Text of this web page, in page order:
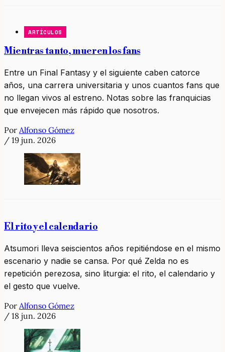
ARTÍCULOS
Mientras tanto, mueren los fans
Entre un Final Fantasy y el siguiente caben catorce
años, una carrera universitaria y unos cuantos fans que
no llegan vivos al estreno. Notas sobre las franquicias
que envejecen más rápido que nosotros.
Por Alfonso Gómez
/ 19 jun. 2026
El rito y el calendario
Atsumori lleva seiscientos años repitiéndose en el mismo
escenario y nadie se cansa. Por qué Zelda no es
repetición perezosa, sino liturgia: el rito, el calendario y
el gesto que vuelve.
Por Alfonso Gómez
/ 18 jun. 2026